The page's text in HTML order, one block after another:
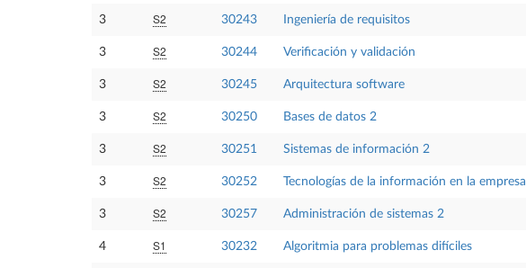
3 S2 30243 Ingeniería de requisitos
3 S2 30244 Verificación y validación
3 S2 30245 Arquitectura software
3 S2 30250 Bases de datos 2
3 S2 30251 Sistemas de información 2
3 S2 30252 Tecnologías de la información en la empresa
3 S2 30257 Administración de sistemas 2
4 S1 30232 Algoritmia para problemas difíciles